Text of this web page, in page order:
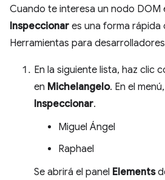
Cuando te interesa un nodo DOM
Inspeccionar es una forma rápida
Herramientas para
En la siguiente lista, haz clic
en Michelangelo. En el
Inspeccionar.
Miguel Ángel
Raphael
Se abrirá el panel Elements